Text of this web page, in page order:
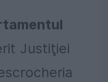
Justiţiei